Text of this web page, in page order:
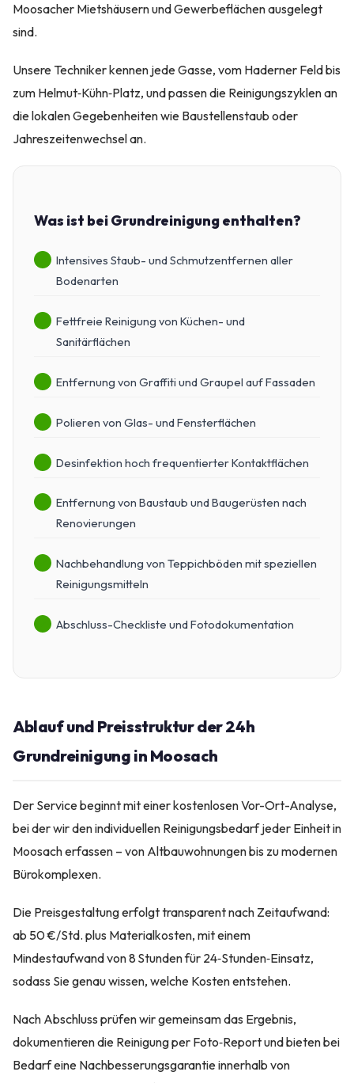
Moosacher Mietshäusern und Gewerbeflächen ausgelegt
sind.
Unsere Techniker kennen jede Gasse, vom Haderner Feld bis
zum Helmut‑Kühn‑Platz, und passen die Reinigungszyklen an
die lokalen Gegebenheiten wie Baustellenstaub oder
Jahreszeitenwechsel an.
Was ist bei Grundreinigung enthalten?
Intensives Staub- und Schmutzentfernen aller
Bodenarten
Fettfreie Reinigung von Küchen- und
Sanitärflächen
Entfernung von Graffiti und Graupel auf Fassaden
Polieren von Glas- und Fensterflächen
Desinfektion hoch frequentierter Kontaktflächen
Entfernung von Baustaub und Baugerüsten nach
Renovierungen
Nachbehandlung von Teppichböden mit speziellen
Reinigungsmitteln
Abschluss-Checkliste und Fotodokumentation
Ablauf und Preisstruktur der 24h
Grundreinigung in Moosach
Der Service beginnt mit einer kostenlosen Vor-Ort-Analyse,
bei der wir den individuellen Reinigungsbedarf jeder Einheit in
Moosach erfassen – von Altbauwohnungen bis zu modernen
Bürokomplexen.
Die Preisgestaltung erfolgt transparent nach Zeitaufwand:
ab 50 €/Std. plus Materialkosten, mit einem
Mindestaufwand von 8 Stunden für 24‑Stunden‑Einsatz,
sodass Sie genau wissen, welche Kosten entstehen.
Nach Abschluss prüfen wir gemeinsam das Ergebnis,
dokumentieren die Reinigung per Foto‑Report und bieten bei
Bedarf eine Nachbesserungsgarantie innerhalb von